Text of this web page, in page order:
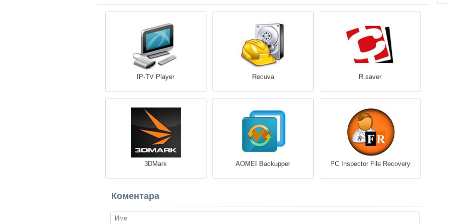
IP-TV Player Recuva R.saver
3DMark AOMEI Backupper PC Inspector File Recovery
Коментара